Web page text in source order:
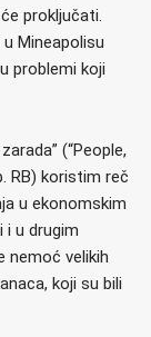
proključati.
Mineapolisu
problemi koji
(“People,
RB) koristim reč
u ekonomskim
i u drugim
nemoć velikih
koji su bili